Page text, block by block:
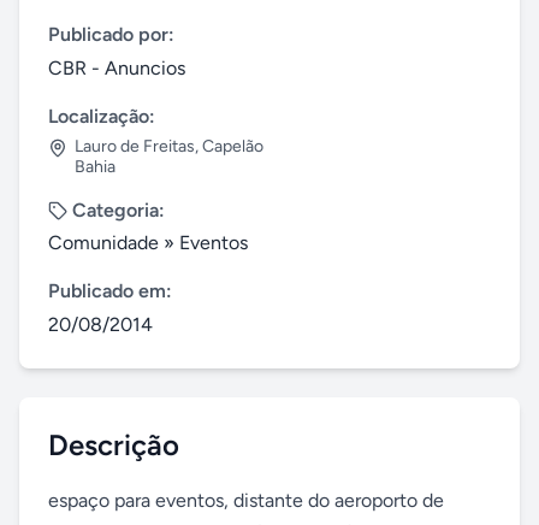
Publicado por:
CBR - Anuncios
Localização:
Lauro de Freitas,Capelão
Bahia
Categoria:
Comunidade » Eventos
Publicado em:
20/08/2014
Descrição
espaço para eventos, distante do aeroporto de